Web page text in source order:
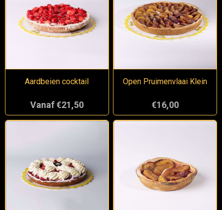
Aardbeien cocktail
Vanaf €21,50
Open Pruimenvlaai Klein
€16,00